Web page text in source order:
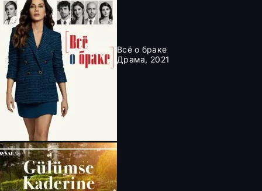
Всё о браке
Драма, 2021